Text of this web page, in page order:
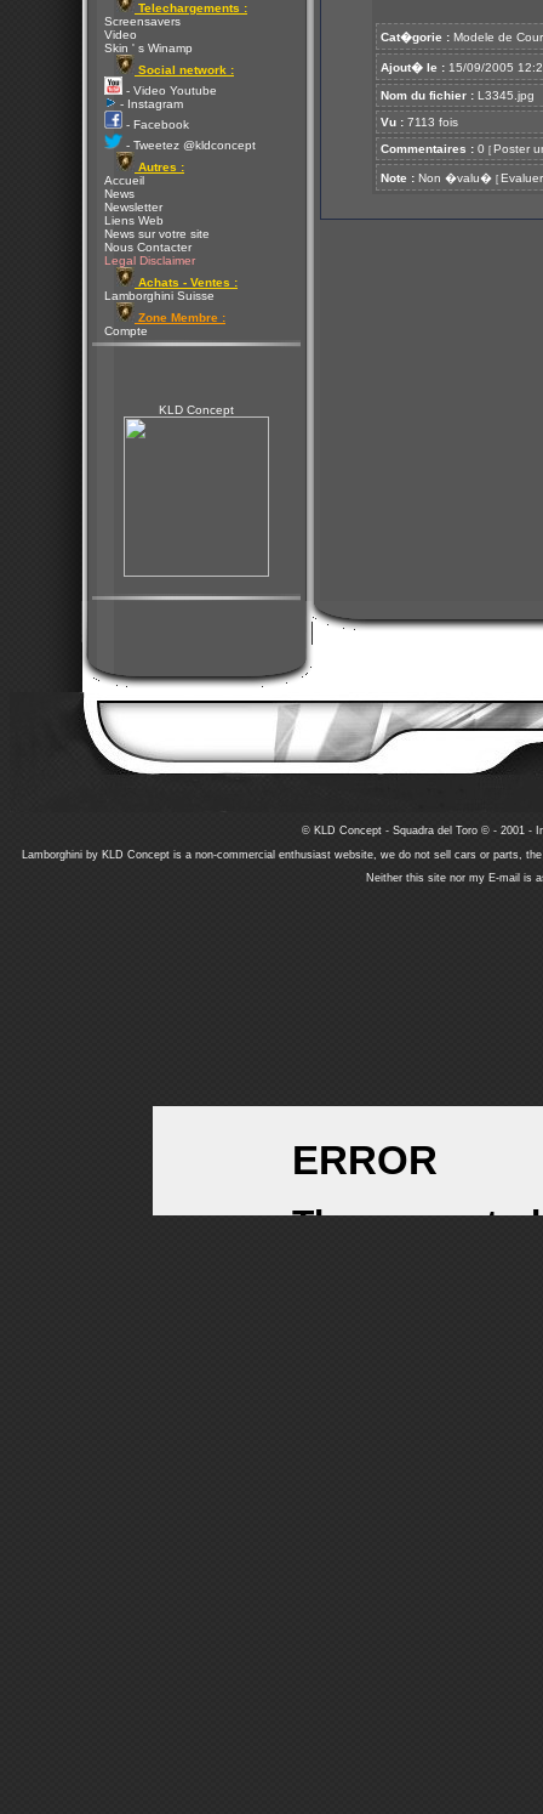
Telechargements :
Screensavers
Video
Skin ' s Winamp
Social network :
- Video Youtube
- Instagram
- Facebook
- Tweetez @kldconcept
Autres :
Accueil
News
Newsletter
Liens Web
News sur votre site
Nous Contacter
Legal Disclaimer
Achats - Ventes :
Lamborghini Suisse
Zone Membre :
Compte
KLD Concept
Cat�gorie : Modele de
Ajout� le : 15/09/2005
Nom du fichier : L3345.jpg
Vu : 7113 fois
Commentaires : 0 [ Poster
Note : Non �valu� [ Evaluer
© KLD Concept - Squadra del Toro © - 2001 -
Lamborghini by KLD Concept is a non-commercial enthusiast website, we do not sell cars or parts,
Neither this site nor my E-mail is